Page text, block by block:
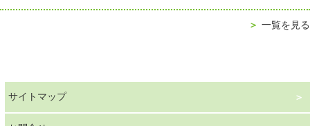
＞ 一覧を見る
サイトマップ